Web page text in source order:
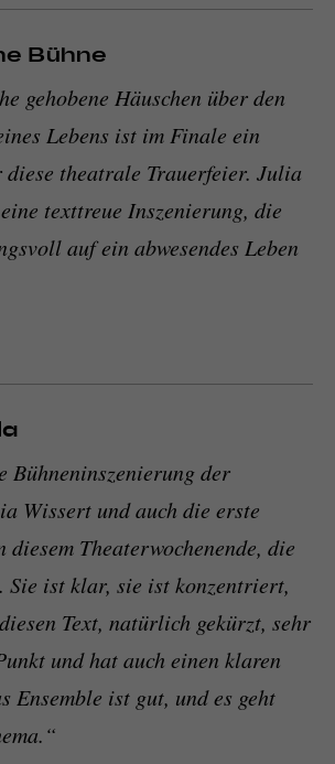
Bühne
gehobene Häuschen über den
Lebens ist im Finale ein
theatrale Trauerfeier. Julia
texttreue Inszenierung, die
auf ein abwesendes Leben
Bühneninszenierung der
Wissert und auch die erste
diesem Theaterwochenende, die
Sie ist klar, sie ist konzentriert,
Text, natürlich gekürzt, sehr
und hat auch einen klaren
Ensemble ist gut, und es geht